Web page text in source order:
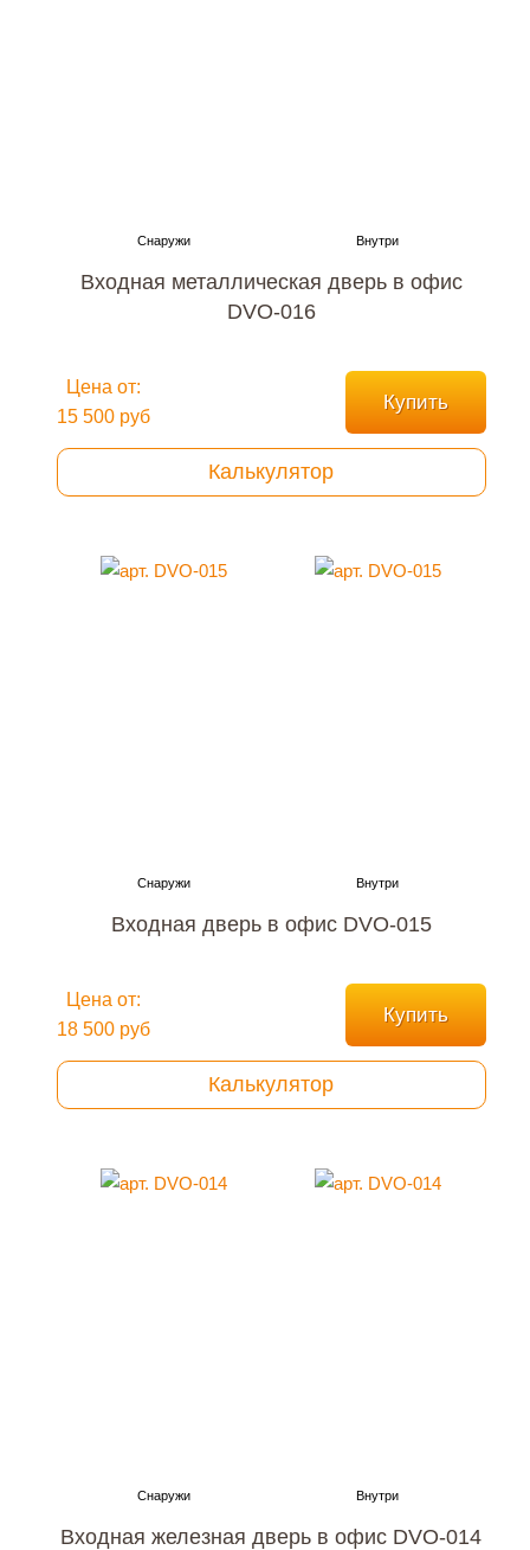
Входная металлическая дверь в офис
DVO-016
Цена от:
15 500 руб
Купить
Калькулятор
Входная дверь в офис DVO-015
Цена от:
18 500 руб
Купить
Калькулятор
Входная железная дверь в офис DVO-014